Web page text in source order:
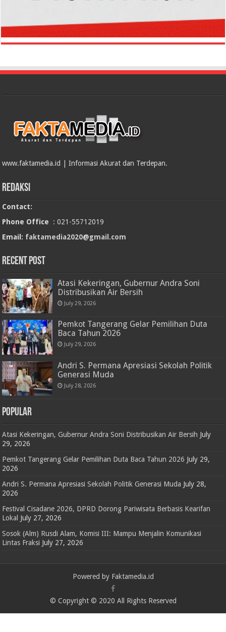
www.faktamedia.id | Informasi Akurat dan Terdepan.
Redaksi
Contact:
Phone Office : 021-55712019
Email: faktamedia2020@gmail.com
RECENT POST
Atasi Kekeringan, Gubernur Andra Soni
Distribusikan Air Bersih
July 29, 2026
Pemkot Tangerang Gelar Pemilihan Duta
Baca Tahun 2026
July 29, 2026
Andri S. Permana Apresiasi Sekolah Politik
Generasi Muda
July 28, 2026
POPULAR
Atasi Kekeringan, Gubernur Andra Soni Distribusikan Air Bersih July
29, 2026
Pemkot Tangerang Gelar Pemilihan Duta Baca Tahun 2026 July 29,
2026
Andri S. Permana Apresiasi Sekolah Politik Generasi Muda July 28,
2026
Festival Cisadane 2026, DPRD Dorong Pariwisata Berbasis Kearifan
Lokal July 27, 2026
Sosok (Alm) Rusdi Alam, Komisi III: Mampu Menjalin Komunikasi
Lintas Fraksi July 27, 2026
Powered by Faktamedia.id
© Copyright © 2020 All Rights Reserved